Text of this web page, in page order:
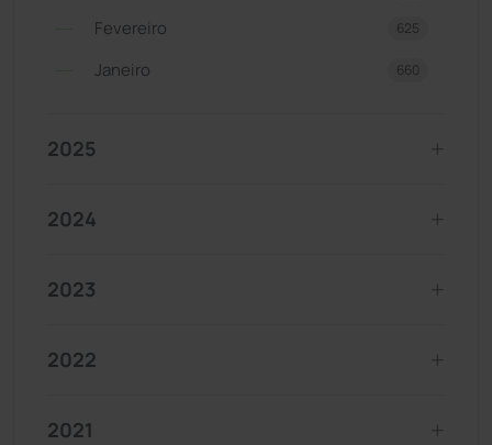
Fevereiro 625
Janeiro 660
2025
2024
2023
2022
2021